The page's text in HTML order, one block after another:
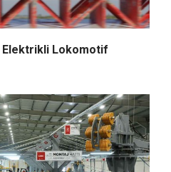
Elektrikli Lokomotif